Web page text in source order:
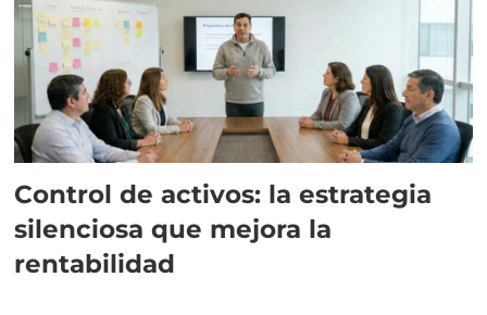
Control de activos: la estrategia
silenciosa que mejora la
rentabilidad